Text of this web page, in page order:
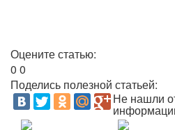
Оцените статью:
0 0
Поделись полезной статьей:
Не нашли